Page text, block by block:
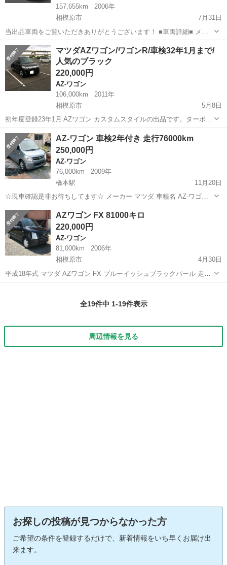
157,655km
2006年
相模原市
7月31日
当出品車両をご覧いただきありがとうございます！ ■車両詳細■ メー
カー: マツダ 車種: AZワゴン 車体番号：CBA-****** 型式：CBA-MJ21S
初年度登録：H18 ...
神奈川 相模原市 AZ-ワゴン 車両
マツダAZワゴン/ワゴンR/車検32年1月まで/
人気のブラック
220,000円
AZ-ワゴン
106,000km
2011年
相模原市
5月8日
初年度登録23年1月 AZワゴン カスタムスタイルの出品です。ターボで
距離は106000キロです。個人出品となります。 セールスポイント ◉人
気のブラック ◉メンテナンスノート(記録簿あり) ◉ETC ◉スマートキ...
神奈川 相模原市 AZ-ワゴン ワゴン
AZ-ワゴン 車検2年付き 走行76000km
250,000円
AZ-ワゴン
76,000km
2009年
橋本駅
11月20日
☆現車確認是非お待ちしてます☆ メーカー マツダ 車種名 AZ-ワゴン
グレード名 排気量 660cc 年式 21年式 走行距離 76000km 走行距離の
状態 実走 色 ブルー系 色の名称 車検有効期限 2年付き オー...
神奈川 相模原市 橋本駅 AZ-ワゴン
AZワゴン FX 81000キロ
220,000円
AZ-ワゴン
81,000km
2006年
相模原市
4月30日
平成18年式 マツダ AZワゴン FX ブルーイッシュブラックパール 走行
約81000キロ バイパーセキュリティ エンジンスターター付き！ ↑ とっ
全19件中 1-19件表示
周辺情報を見る
お探しの投稿が見つからなかった方
ご希望の条件を登録するだけで、新着情報をいち早くお届け出
来ます。